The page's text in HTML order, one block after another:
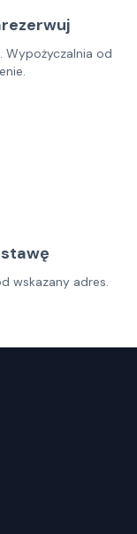
Wypożyczalnia od
wskazany adres.